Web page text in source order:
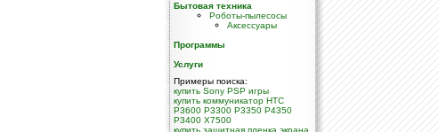
Бытовая техника
Роботы-пылесосы
Аксессуары
Программы
Услуги
Примеры поиска:
купить Sony PSP игры
купить коммуникатор HTC
P3600 P3300 P3350 P4350
P3400 X7500
купить защитная пленка экрана